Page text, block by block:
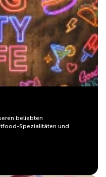
beliebten
Spezialitäten und